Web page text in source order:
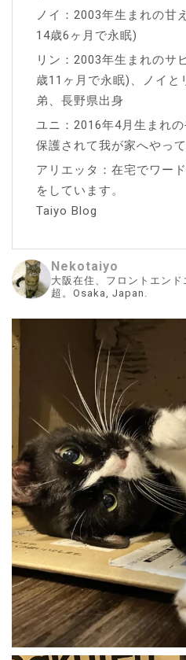
ノイ：2003年生まれの甘
14歳6ヶ月で永眠)
リン：2003年生まれのサ
歳11ヶ月で永眠)、ノイと
弟、長野県出身
ユニ：2016年4月生まれ
保護されて我が家へやっ
アリエッタ：在宅でワー
をしています。
Taiyo Blog
Nekotaiyo
大阪在住、フロントエン
超。Osaka, Japan.